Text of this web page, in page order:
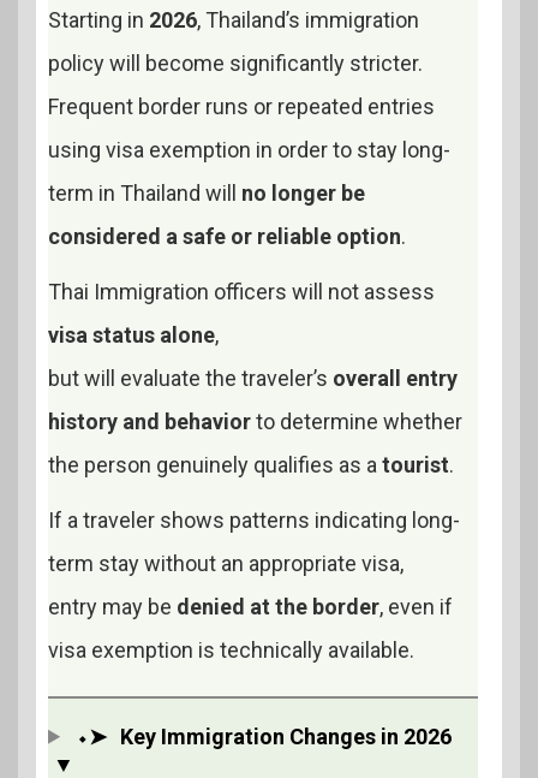
Starting in 2026, Thailand’s immigration
policy will become significantly stricter.
Frequent border runs or repeated entries
using visa exemption in order to stay long-
term in Thailand will no longer be
considered a safe or reliable option.
Thai Immigration officers will not assess
visa status alone,
but will evaluate the traveler’s overall entry
history and behaviorto determine whether
the person genuinely qualifies as a tourist.
If a traveler shows patterns indicating long-
term stay without an appropriate visa,
entry may be denied at the border, even if
visa exemption is technically available.
⬩➤ Key Immigration Changes in 2026
▼